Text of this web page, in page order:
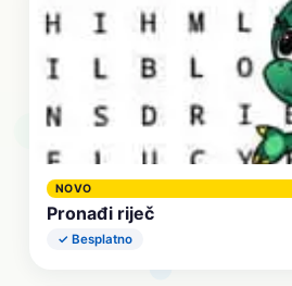
NOVO
Pronađi riječ
✓ Besplatno